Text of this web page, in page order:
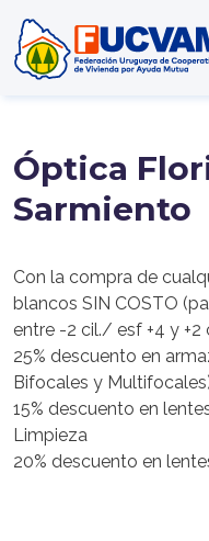
Óptica
Sarmiento
Con la compra de
blancos SIN COSTO
entre -2 cil./ esf +4 y +2
25% descuento en
Bifocales y
15% descuento en
Limpieza
20% descuento en